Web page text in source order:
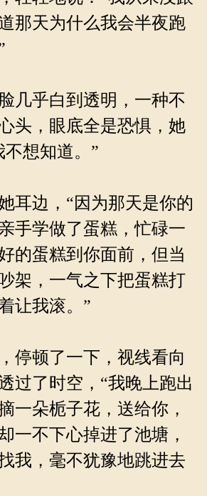
那天为什么我会半夜跑
几乎白到透明，一种不
头，眼底全是恐惧，她
想知道。”
耳边，“因为那天是你的
手学做了蛋糕，忙碌一
的蛋糕到你面前，但当
架，一气之下把蛋糕打
让我滚。”
停顿了一下，视线看向
过了时空，“我晚上跑出
一朵栀子花，送给你，
一不下心掉进了池塘，
我，毫不犹豫地跳进去